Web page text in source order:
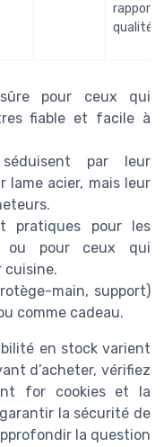
rapport
qualité-
pour ceux qui
fiable et facile à
par leur
lame acier, mais leur
pratiques pour les
ou pour ceux qui
cuisine.
main, support)
comme cadeau.
en stock varient
d’acheter, vérifiez
for cookies et la
la sécurité de
la question